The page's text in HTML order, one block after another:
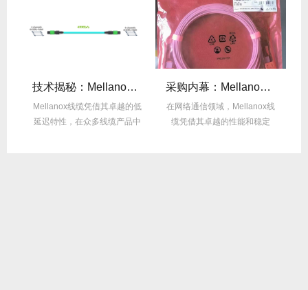
技术揭秘：Mellanox线缆低延迟背后的“信号优化”黑科技！
Mellanox线缆凭借其卓越的低
延迟特性，在众多线缆产品中
采购内幕：Mellanox线缆验真3步走，假货休想蒙混过关！
在网络通信领域，Mellanox线
缆凭借其卓越的性能和稳定